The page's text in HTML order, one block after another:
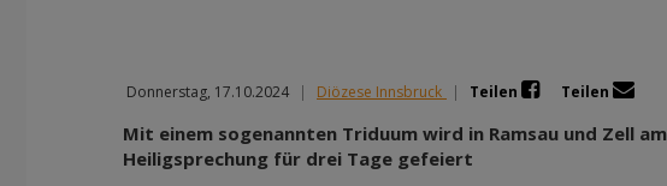
Donnerstag, 17.10.2024 | Diözese Innsbruck | Teilen Teilen
Mit einem sogenannten Triduum wird in Ramsau und Zell
Heiligsprechung für drei Tage gefeiert